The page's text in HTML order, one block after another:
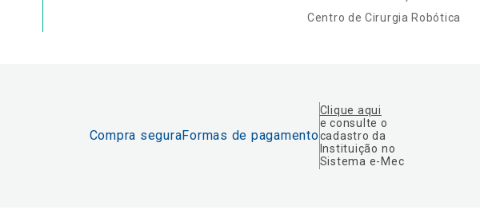
Centro de Cirurgia Robótica
Compra seguraFormas de pagamento
Clique aqui
e consulte o
cadastro da
Instituição no
Sistema e-Mec